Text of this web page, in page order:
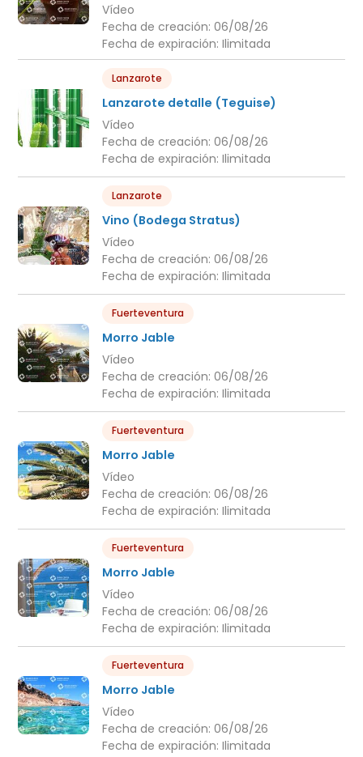
Vídeo
Fecha de creación: 06/08/26
Fecha de expiración: Ilimitada
Lanzarote
Lanzarote detalle (Teguise)
Vídeo
Fecha de creación: 06/08/26
Fecha de expiración: Ilimitada
Lanzarote
Vino (Bodega Stratus)
Vídeo
Fecha de creación: 06/08/26
Fecha de expiración: Ilimitada
Fuerteventura
Morro Jable
Vídeo
Fecha de creación: 06/08/26
Fecha de expiración: Ilimitada
Fuerteventura
Morro Jable
Vídeo
Fecha de creación: 06/08/26
Fecha de expiración: Ilimitada
Fuerteventura
Morro Jable
Vídeo
Fecha de creación: 06/08/26
Fecha de expiración: Ilimitada
Fuerteventura
Morro Jable
Vídeo
Fecha de creación: 06/08/26
Fecha de expiración: Ilimitada